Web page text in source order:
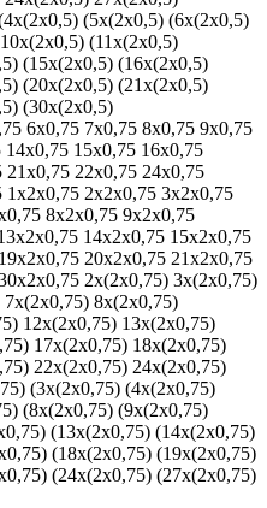
(5х(2х0,5) (6х(2х0,5)
(11х(2х0,5)
(15х(2х0,5) (16х(2х0,5)
(20х(2х0,5) (21х(2х0,5)
(30х(2х0,5)
6х0,75 7х0,75 8х0,75 9х0,75
14х0,75 15х0,75 16х0,75
21х0,75 22х0,75 24х0,75
1х2х0,75 2х2х0,75 3х2х0,75
8х2х0,75 9х2х0,75
14х2х0,75 15х2х0,75
19х2х0,75 20х2х0,75 21х2х0,75
2х(2х0,75) 3х(2х0,75)
7х(2х0,75) 8х(2х0,75)
12х(2х0,75) 13х(2х0,75)
17х(2х0,75) 18х(2х0,75)
22х(2х0,75) 24х(2х0,75)
(3х(2х0,75) (4х(2х0,75)
(8х(2х0,75) (9х(2х0,75)
(13х(2х0,75) (14х(2х0,75)
(18х(2х0,75) (19х(2х0,75)
(24х(2х0,75) (27х(2х0,75)